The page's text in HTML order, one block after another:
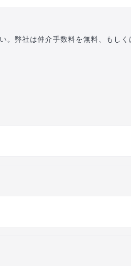
。弊社は仲介手数料を無料、もしく